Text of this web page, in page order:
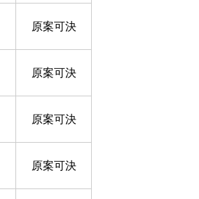
原案可決
原案可決
原案可決
原案可決